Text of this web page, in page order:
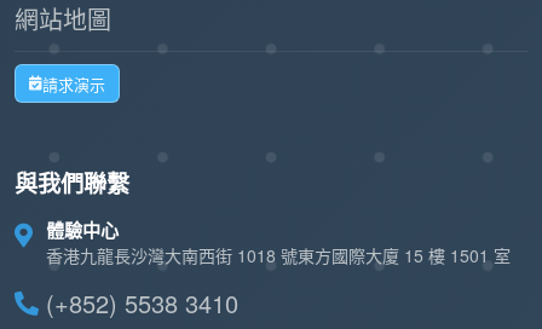
網站地圖
請求演示
與我們聯繫
體驗中心
香港九龍長沙灣大南西街 1018 號東方國際大廈 15 樓 1501 室
(+852) 5538 3410